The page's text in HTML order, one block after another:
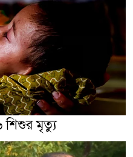
শিশুর মৃত্যু